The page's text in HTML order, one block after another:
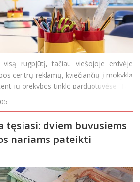
rugpjūtį, tačiau viešojoje erdvėje
centrų reklamų, kviečiančių į mokyklą
jų prekybos tinklo parduotuvėse. Tad
ima galvoti ir skaičiuoti, ko ir kiek
tęsiasi: dviem buvusiems
nariams pateikti